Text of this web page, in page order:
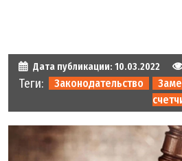
Дата публикации: 10.03.2022
Теги: Законодательство